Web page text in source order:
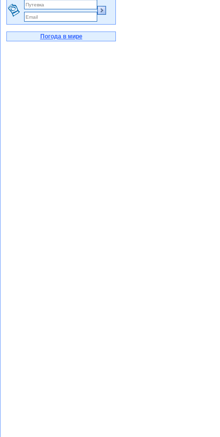
Погода в мире